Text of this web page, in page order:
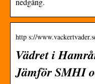
http s://
Vädret i
Jämför SMHI